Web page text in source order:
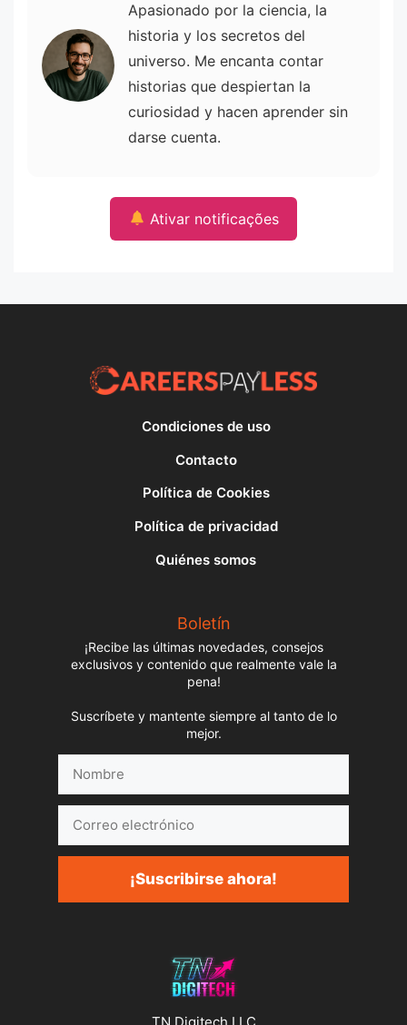
Apasionado por la ciencia, la
historia y los secretos del
universo. Me encanta contar
historias que despiertan la
curiosidad y hacen aprender sin
darse cuenta.
Ativar notificações
Condiciones de uso
Contacto
Política de Cookies
Política de privacidad
Quiénes somos
Boletín
¡Recibe las últimas novedades, consejos
exclusivos y contenido que realmente vale la
pena!
Suscríbete y mantente siempre al tanto de lo
mejor.
electrónico
¡Suscribirse ahora!
TN Digitech LLC